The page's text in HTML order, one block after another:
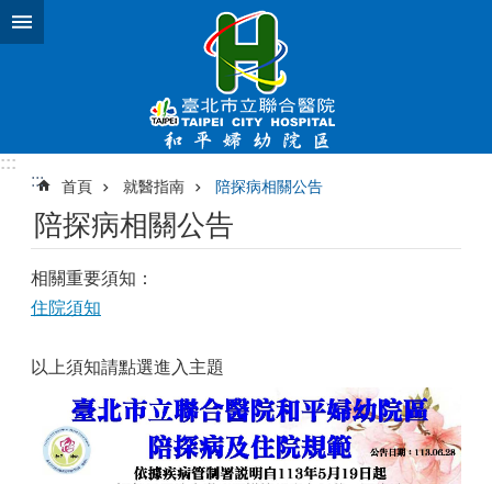
跳到主要內容區塊
:::
:::
首頁 就醫指南 陪探病相關公告
陪探病相關公告
相關重要須知：
住院須知
以上須知請點選進入主題